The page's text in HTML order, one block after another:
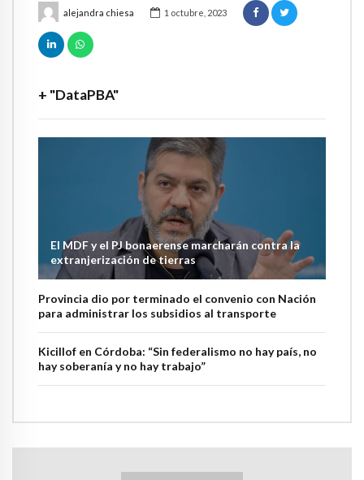
alejandra chiesa 1 octubre, 2023
+ "DataPBA"
El MDF y el PJ bonaerense marcharán contra la
extranjerización de tierras
Provincia dio por terminado el convenio con Nación
para administrar los subsidios al transporte
Kicillof en Córdoba: “Sin federalismo no hay país, no
hay soberanía y no hay trabajo”